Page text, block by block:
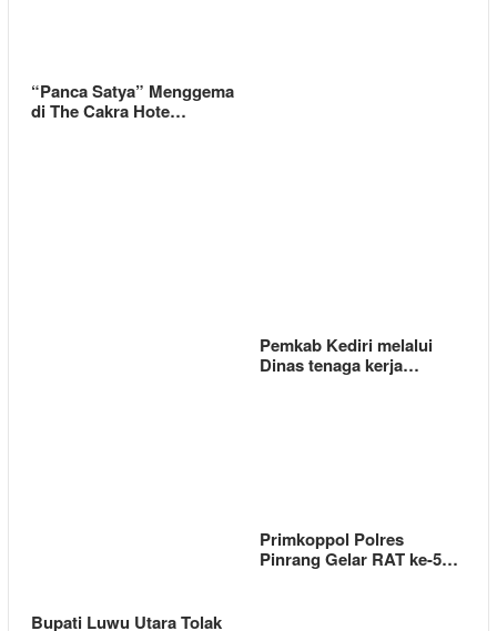
“Panca Satya” Menggema
di The Cakra Hote…
Pemkab Kediri melalui
Dinas tenaga kerja…
Bupati Luwu Utara Tolak
Primkoppol Polres
Pinrang Gelar RAT ke-5…